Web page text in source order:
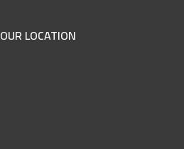
OUR LOCATION